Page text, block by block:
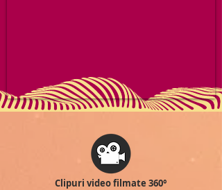
Clipuri video filmate 360°